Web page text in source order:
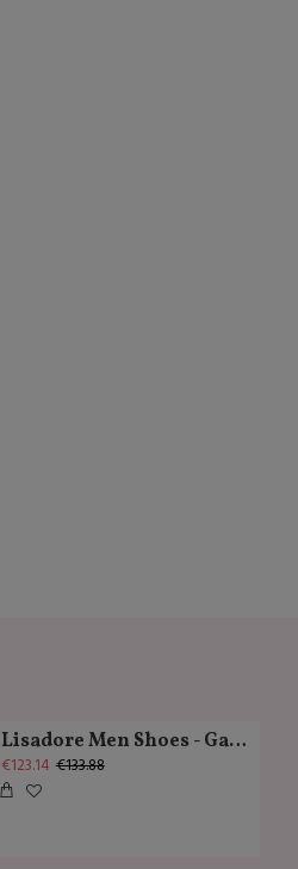
Lisadore Men Shoes - Gamuza Negra Cromo
€123.14 €133.88